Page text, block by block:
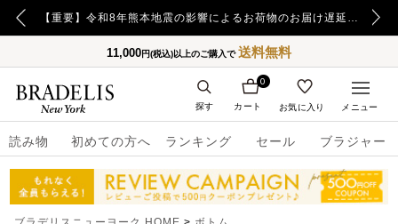
【重要】日本郵便の障害による配送への影響についてのお詫び
11,000円(税込)以上のご購入で送料無料
読み物 初めての方へ ランキング セール ブラジャー
カート
0
お気に入り
探す メニュー